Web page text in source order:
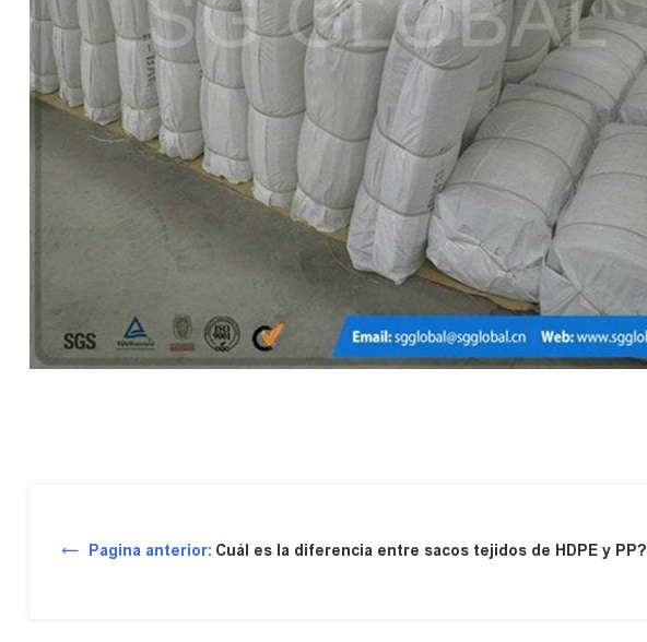
Pagina anterior: Cuál es la diferencia entre sacos tejidos de HDPE y PP?